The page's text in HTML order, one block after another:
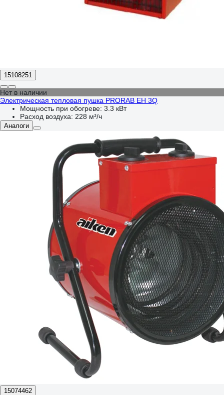
15108251
Нет в наличии
Электрическая тепловая пушка PRORAB EH 3Q
Мощность при обогреве: 3.3 кВт
Расход воздуха: 228 м³/ч
Аналоги
15074462